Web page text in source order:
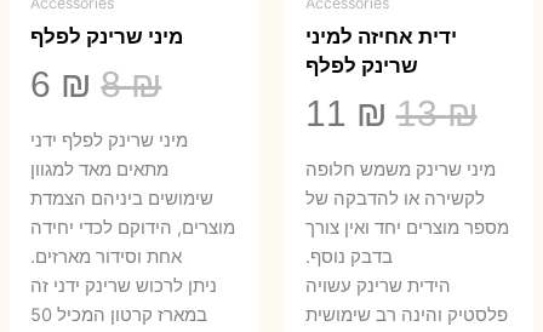
ידית אחיזה למיני
שרינק לפלף
13₪
המחיר
המקורי
היה:
13 ₪.
11 ₪
הוא:
​מיני שרינק משמש חלופה
לקשירה או להדבקה של
מספר מוצרים יחד ואין צורך
בדבק נוסף.
הידית שרינק עשויה
פלסטיק והינה רב שימושית
מיני שרינק לפלף
8₪
היה:
8 ₪.
6 ₪
6 ₪.
מיני שרינק לפלף ידני
מתאים מאד למגוון
שימושים ביניהם הצמדת
מוצרים, הידוקם לכדי יחידה
אחת וסידור מארזים.
ניתן לרכוש שרינק ידני זה
במארז קרטון המכיל 50